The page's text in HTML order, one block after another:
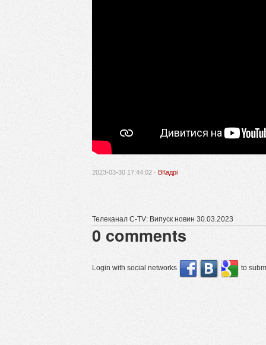
2023-03-30 17:44:02 · ВКадрі
Телеканал C-TV: Випуск новин 30.03.2023
0 comments
Login with social networks to